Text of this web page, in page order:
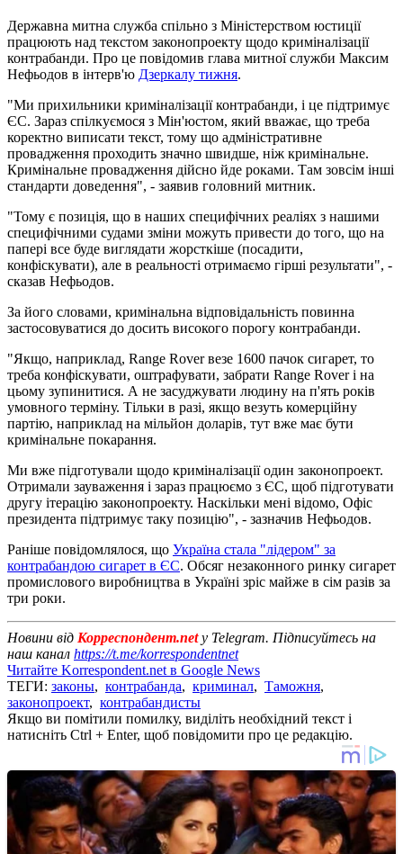
Державна митна служба спільно з Міністерством юстиції
працюють над текстом законопроекту щодо криміналізації
контрабанди. Про це повідомив глава митної служби Максим
Нефьодов в інтерв'ю Дзеркалу тижня.
"Ми прихильники криміналізації контрабанди, і це підтримує
ЄС. Зараз спілкуємося з Мін'юстом, який вважає, що треба
коректно виписати текст, тому що адміністративне
провадження проходить значно швидше, ніж кримінальне.
Кримінальне провадження дійсно йде роками. Там зовсім інші
стандарти доведення", - заявив головний митник.
"Тому є позиція, що в наших специфічних реаліях з нашими
специфічними судами зміни можуть привести до того, що на
папері все буде виглядати жорсткіше (посадити,
конфіскувати), але в реальності отримаємо гірші результати", -
сказав Нефьодов.
За його словами, кримінальна відповідальність повинна
застосовуватися до досить високого порогу контрабанди.
"Якщо, наприклад, Range Rover везе 1600 пачок сигарет, то
треба конфіскувати, оштрафувати, забрати Range Rover і на
цьому зупинитися. А не засуджувати людину на п'ять років
умовного терміну. ​​Тільки в разі, якщо везуть комерційну
партію, наприклад на мільйон доларів, тут вже має бути
кримінальне покарання.
Ми вже підготували щодо криміналізації один законопроект.
Отримали зауваження і зараз працюємо з ЄС, щоб підготувати
другу ітерацію законопроекту. Наскільки мені відомо, Офіс
президента підтримує таку позицію", - зазначив Нефьодов.
Раніше повідомлялося, що Україна стала "лідером" за
контрабандою сигарет в ЄС. Обсяг незаконного ринку сигарет
промислового виробництва в Україні зріс майже в сім разів за
три роки.
Новини від Корреспондент.net у Telegram. Підписуйтесь на
наш канал https://t.me/korrespondentnet
Читайте Korrespondent.net в Google News
ТЕГИ: законы, контрабанда, криминал, Таможня,
законопроект, контрабандисты
Якщо ви помітили помилку, виділіть необхідний текст і
натисніть Ctrl + Enter, щоб повідомити про це редакцію.